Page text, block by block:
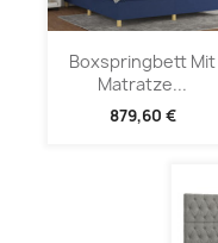
Boxspringbett Mit
Matratze...
879,60 €